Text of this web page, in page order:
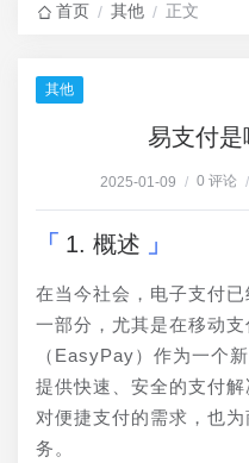
首页 / 其他 / 正文
其他
易支付是
2025-01-09 / 0 评论 /
1. 概述
在当今社会，电子支付
一部分，尤其是在移动
（EasyPay）作为一个
提供快速、安全的支付
对便捷支付的需求，也
务。